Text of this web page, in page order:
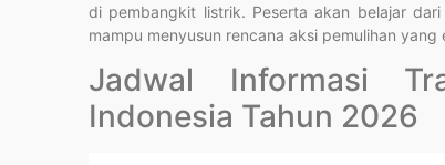
di pembangkit listrik. Peserta akan belajar
mampu menyusun rencana aksi pemulihan
Jadwal Informasi
Indonesia Tahun 2026